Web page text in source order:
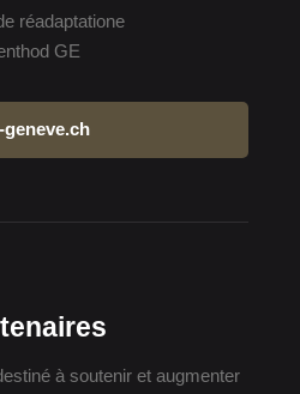
réadaptatione
GE
geneve.ch
à soutenir et augmenter